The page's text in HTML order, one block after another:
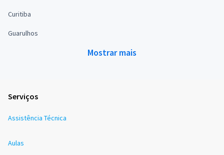
Curitiba
Guarulhos
Mostrar mais
Serviços
Assistência Técnica
Aulas